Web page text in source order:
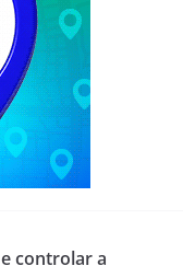
controlar a